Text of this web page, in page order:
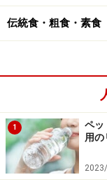
少々
これを混ぜるだ
うが少し多めであ
いません。食塩
ださい。
伝統食・粗食・素食
1
ペッ
用の